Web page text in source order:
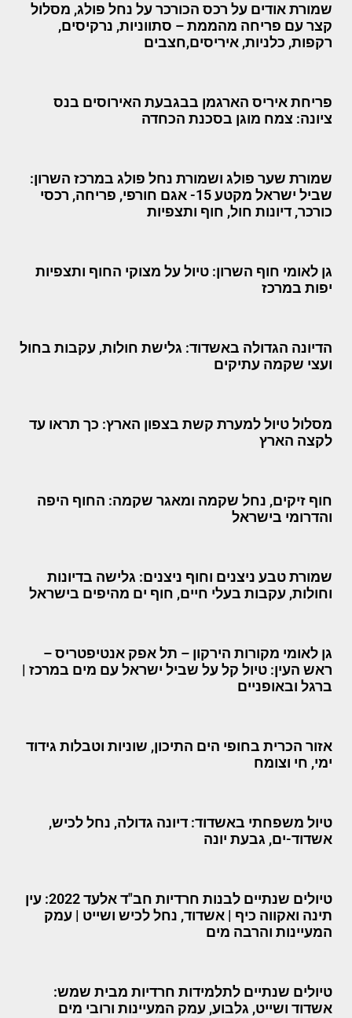
שמורת אודים על רכס הכורכר על נחל פולג, מסלול
קצר עם פריחה מהממת – סתווניות, נרקיסים,
רקפות, כלניות, איריסים,חצבים
פריחת איריס הארגמן בבגבעת האירוסים בנס
ציונה: צמח מוגן בסכנת הכחדה
שמורת שער פולג ושמורת נחל פולג במרכז השרון:
שביל ישראל מקטע 15- אגם חורפי, פריחה, רכסי
כורכר, דיונות חול, חוף ותצפיות
גן לאומי חוף השרון: טיול על מצוקי החוף ותצפיות
יפות במרכז
הדיונה הגדולה באשדוד: גלישת חולות, עקבות בחול
ועצי שקמה עתיקים
מסלול טיול למערת קשת בצפון הארץ: כך תראו עד
לקצה הארץ
חוף זיקים, נחל שקמה ומאגר שקמה: החוף היפה
והדרומי בישראל
שמורת טבע ניצנים וחוף ניצנים: גלישה בדיונות
וחולות, עקבות בעלי חיים, חוף ים מהיפים בישראל
גן לאומי מקורות הירקון – תל אפק אנטיפטריס –
ראש העין: טיול קל על שביל ישראל עם מים במרכז |
ברגל ובאופניים
אזור הכרית בחופי הים התיכון, שוניות וטבלות גידוד
ימי, חי וצומח
טיול משפחתי באשדוד: דיונה גדולה, נחל לכיש,
אשדוד-ים, גבעת יונה
טיולים שנתיים לבנות חרדיות חב"ד אלעד 2022: עין
תינה ואקווה כיף | אשדוד, נחל לכיש ושייט | עמק
המעיינות והרבה מים
טיולים שנתיים לתלמידות חרדיות מבית שמש:
אשדוד ושייט, גלבוע, עמק המעיינות ורובי מים